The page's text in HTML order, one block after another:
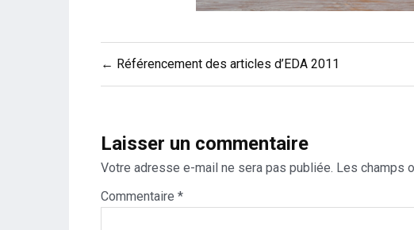
Navigation
de
← Référencement des articles d’EDA 2011
Laisser un commentaire
Votre adresse e-mail ne sera pas publiée. Les champs
Commentaire *